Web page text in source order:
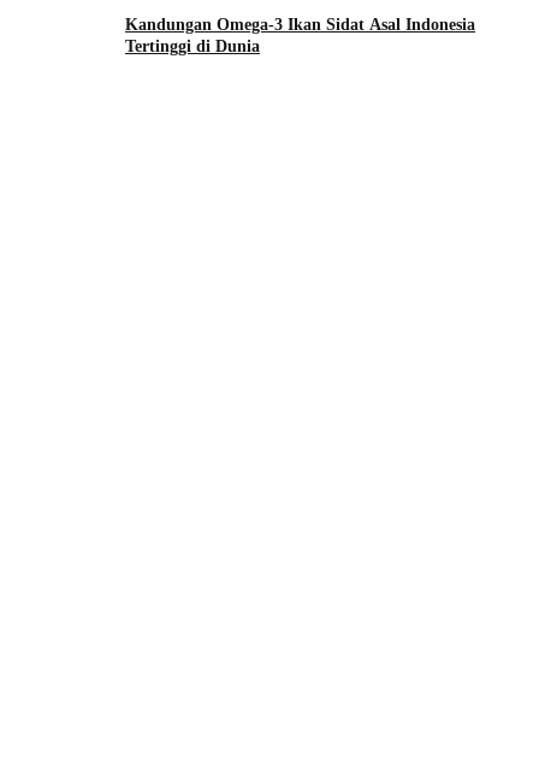
Kandungan Omega-3 Ikan Sidat Asal Indonesia
Tertinggi di Dunia